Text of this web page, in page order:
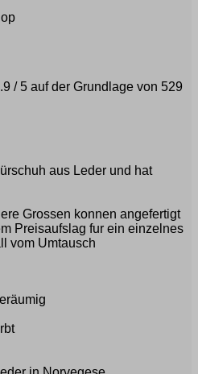
/ 5 auf der Grundlage von 529
aus Leder und hat
Grossen konnen angefertigt
Preisaufslag fur ein einzelnes
vom Umtausch